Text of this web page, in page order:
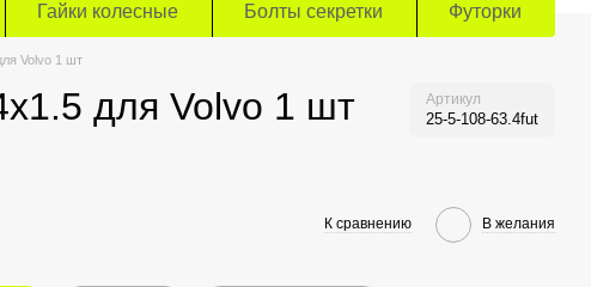
Гайки колесные Болты секретки Футорки
Volvo 1 шт
для Volvo 1 шт Артикул
25-5-108-63.4fut
К сравнению В желания